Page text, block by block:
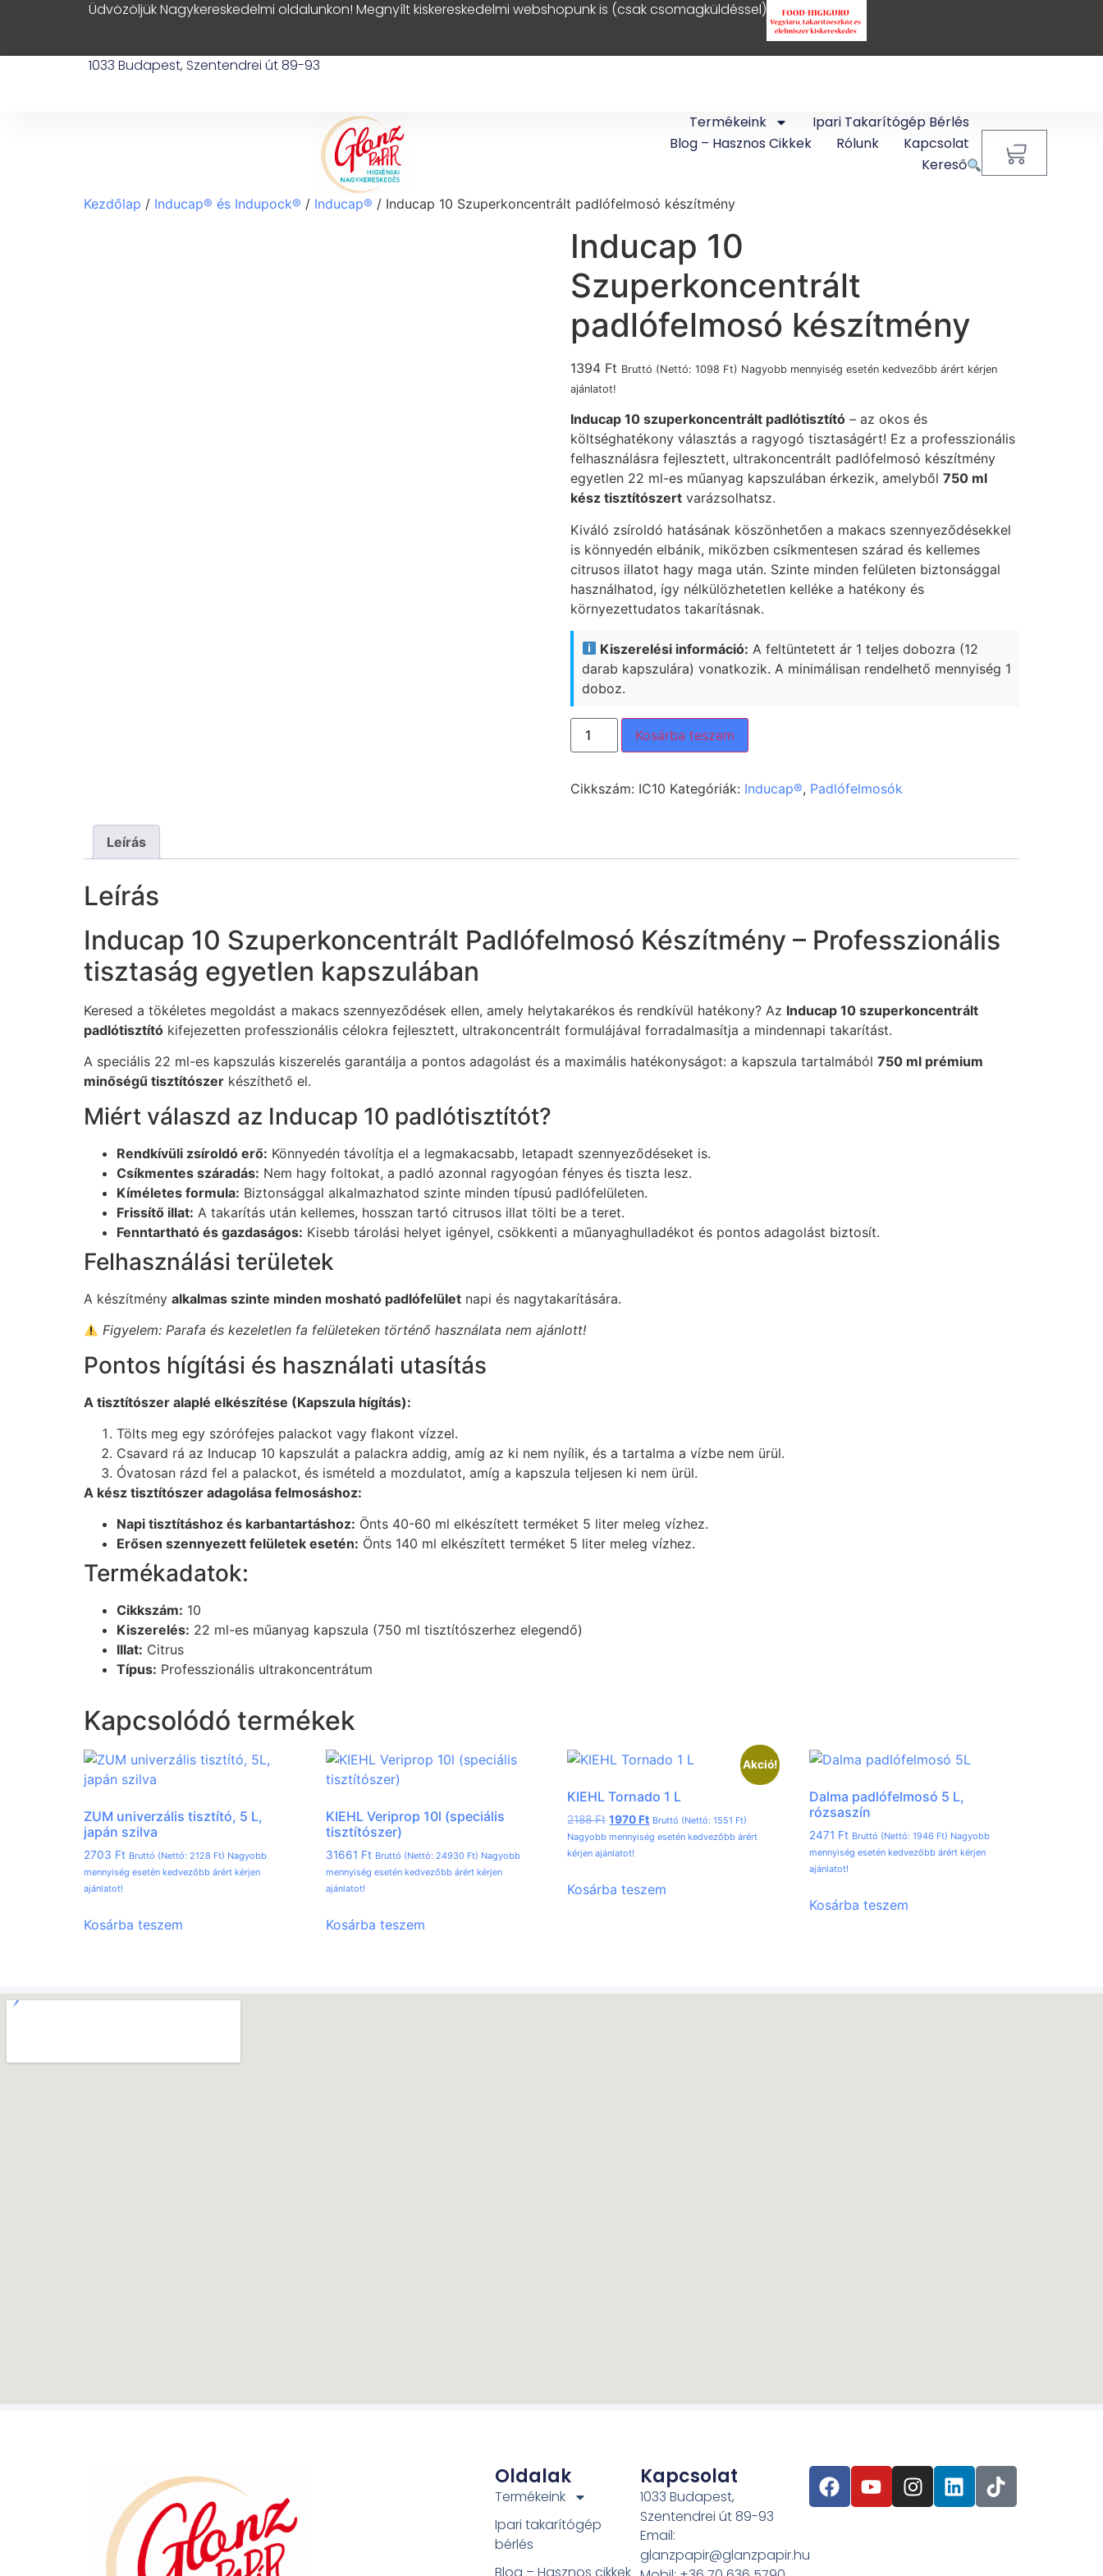
Üdvözöljük Nagykereskedelmi oldalunkon! Megnyílt kiskereskedelmi webshopunk is (csak csomagküldéssel)
1033 Budapest, Szentendrei út 89-93
Termékeink
Ipari Takarítógép Bérlés
Blog – Hasznos Cikkek
Rólunk
Kapcsolat
Kereső
Kezdőlap / Inducap® és Indupock® / Inducap® / Inducap 10 Szuperkoncentrált padlófelmosó készítmény
Inducap 10
Szuperkoncentrált
padlófelmosó készítmény
1394 Ft Bruttó (Nettó: 1098 Ft) Nagyobb mennyiség esetén kedvezőbb árért kérjen
ajánlatot!
Inducap 10 szuperkoncentrált padlótisztító– az okos és
költséghatékony választás a ragyogó tisztaságért! Ez a professzionális
felhasználásra fejlesztett, ultrakoncentrált padlófelmosó készítmény
egyetlen 22 ml-es műanyag kapszulában érkezik, amelyből 750 ml
kész tisztítószertvarázsolhatsz.
Kiváló zsíroldó hatásának köszönhetően a makacs szennyeződésekkel
is könnyedén elbánik, miközben csíkmentesen szárad és kellemes
citrusos illatot hagy maga után. Szinte minden felületen biztonsággal
használhatod, így nélkülözhetetlen kelléke a hatékony és
környezettudatos takarításnak.
Kiszerelési információ: A feltüntetett ár 1 teljes dobozra (12
darab kapszulára) vonatkozik. A minimálisan rendelhető mennyiség 1
doboz.
Kosárba teszem
Cikkszám: IC10 Kategóriák: Inducap®, Padlófelmosók
Leírás
Leírás
Inducap 10 Szuperkoncentrált Padlófelmosó Készítmény – Professzionális
tisztaság egyetlen kapszulában
Keresed a tökéletes megoldást a makacs szennyeződések ellen, amely helytakarékos és rendkívül hatékony? Az Inducap 10 szuperkoncentrált
padlótisztító kifejezetten professzionális célokra fejlesztett, ultrakoncentrált formulájával forradalmasítja a mindennapi takarítást.
A speciális 22 ml-es kapszulás kiszerelés garantálja a pontos adagolást és a maximális hatékonyságot: a kapszula tartalmából 750 ml prémium
minőségű tisztítószer készíthető el.
Miért válaszd az Inducap 10 padlótisztítót?
Rendkívüli zsíroldó erő: Könnyedén távolítja el a legmakacsabb, letapadt szennyeződéseket is.
Csíkmentes száradás: Nem hagy foltokat, a padló azonnal ragyogóan fényes és tiszta lesz.
Kíméletes formula: Biztonsággal alkalmazhatod szinte minden típusú padlófelületen.
Frissítő illat: A takarítás után kellemes, hosszan tartó citrusos illat tölti be a teret.
Fenntartható és gazdaságos: Kisebb tárolási helyet igényel, csökkenti a műanyaghulladékot és pontos adagolást biztosít.
Felhasználási területek
A készítmény alkalmas szinte minden mosható padlófelület napi és nagytakarítására.
Figyelem: Parafa és kezeletlen fa felületeken történő használata nem ajánlott!
Pontos hígítási és használati utasítás
A tisztítószer alaplé elkészítése (Kapszula hígítás):
Tölts meg egy szórófejes palackot vagy flakont vízzel.
Csavard rá az Inducap 10 kapszulát a palackra addig, amíg az ki nem nyílik, és a tartalma a vízbe nem ürül.
Óvatosan rázd fel a palackot, és ismételd a mozdulatot, amíg a kapszula teljesen ki nem ürül.
A kész tisztítószer adagolása felmosáshoz:
Napi tisztításhoz és karbantartáshoz: Önts 40-60 ml elkészített terméket 5 liter meleg vízhez.
Erősen szennyezett felületek esetén: Önts 140 ml elkészített terméket 5 liter meleg vízhez.
Termékadatok:
Cikkszám: 10
Kiszerelés: 22 ml-es műanyag kapszula (750 ml tisztítószerhez elegendő)
Illat: Citrus
Típus: Professzionális ultrakoncentrátum
Kapcsolódó termékek
ZUM univerzális tisztító, 5 L,
japán szilva
2703 Ft Bruttó (Nettó: 2128 Ft) Nagyobb
mennyiség esetén kedvezőbb árért kérjen
ajánlatot!
Kosárba teszem
KIEHL Veriprop 10l (speciális
tisztítószer)
31661 Ft Bruttó (Nettó: 24930 Ft) Nagyobb
mennyiség esetén kedvezőbb árért kérjen
ajánlatot!
Kosárba teszem
Akció!
KIEHL Tornado 1 L
2188Ft 1970Ft Bruttó (Nettó:1551 Ft)
Nagyobb mennyiség esetén kedvezőbb árért
kérjen ajánlatot!
Kosárba teszem
Dalma padlófelmosó 5 L,
rózsaszín
2471 Ft Bruttó (Nettó:1946 Ft) Nagyobb
mennyiség esetén kedvezőbb árért kérjen
ajánlatot!
Kosárba teszem
Oldalak
Termékeink
Ipari takarítógép
bérlés
Kapcsolat
1033 Budapest,
Szentendrei út 89-93
Email:
glanzpapir@glanzpapir.hu